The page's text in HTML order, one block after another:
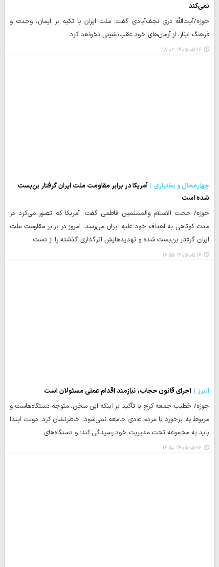
نمی‌کند
حوزه/آیت‌الله دری نجف‌آبادی گفت: ملت ایران با تکیه بر ایمان، وحدت و
فرهنگ ایثار، از آرمان‌های خود عقب‌نشینی نخواهد کرد.
۱۴۰۵-۰۵-۱۶ ۱۸:۰۲
چهارمحال و بختیاری
آمریکا در برابر مقاومت ملت ایران گرفتار بن‌بست
شده است
حوزه/ حجت الاسلام والمسلمین فاطمی گفت: آمریکا که تصور می‌کرد در
مدت کوتاهی به اهداف خود علیه ایران می‌رسد، امروز در برابر مقاومت ملت
ایران گرفتار بن‌بست شده و تهدیدهایش اثرگذاری گذشته را از دست…
۱۴۰۵-۰۵-۱۶ ۱۶:۵۵
البرز
اجرای قانون حجاب، نیازمند اقدام عملی مسئولان است
حوزه/ خطیب جمعه کرج با تأکید بر اینکه این سخن، متوجه دستگاه‌هاست و
مربوط به برخورد با مردم عادی جامعه نمی‌شود، خاطرنشان کرد: دولت ابتدا
باید به مجموعه تحت مدیریت خود رسیدگی کند؛ و دستگاه‌های…
۱۴۰۵-۰۵-۱۶ ۱۶:۵۰